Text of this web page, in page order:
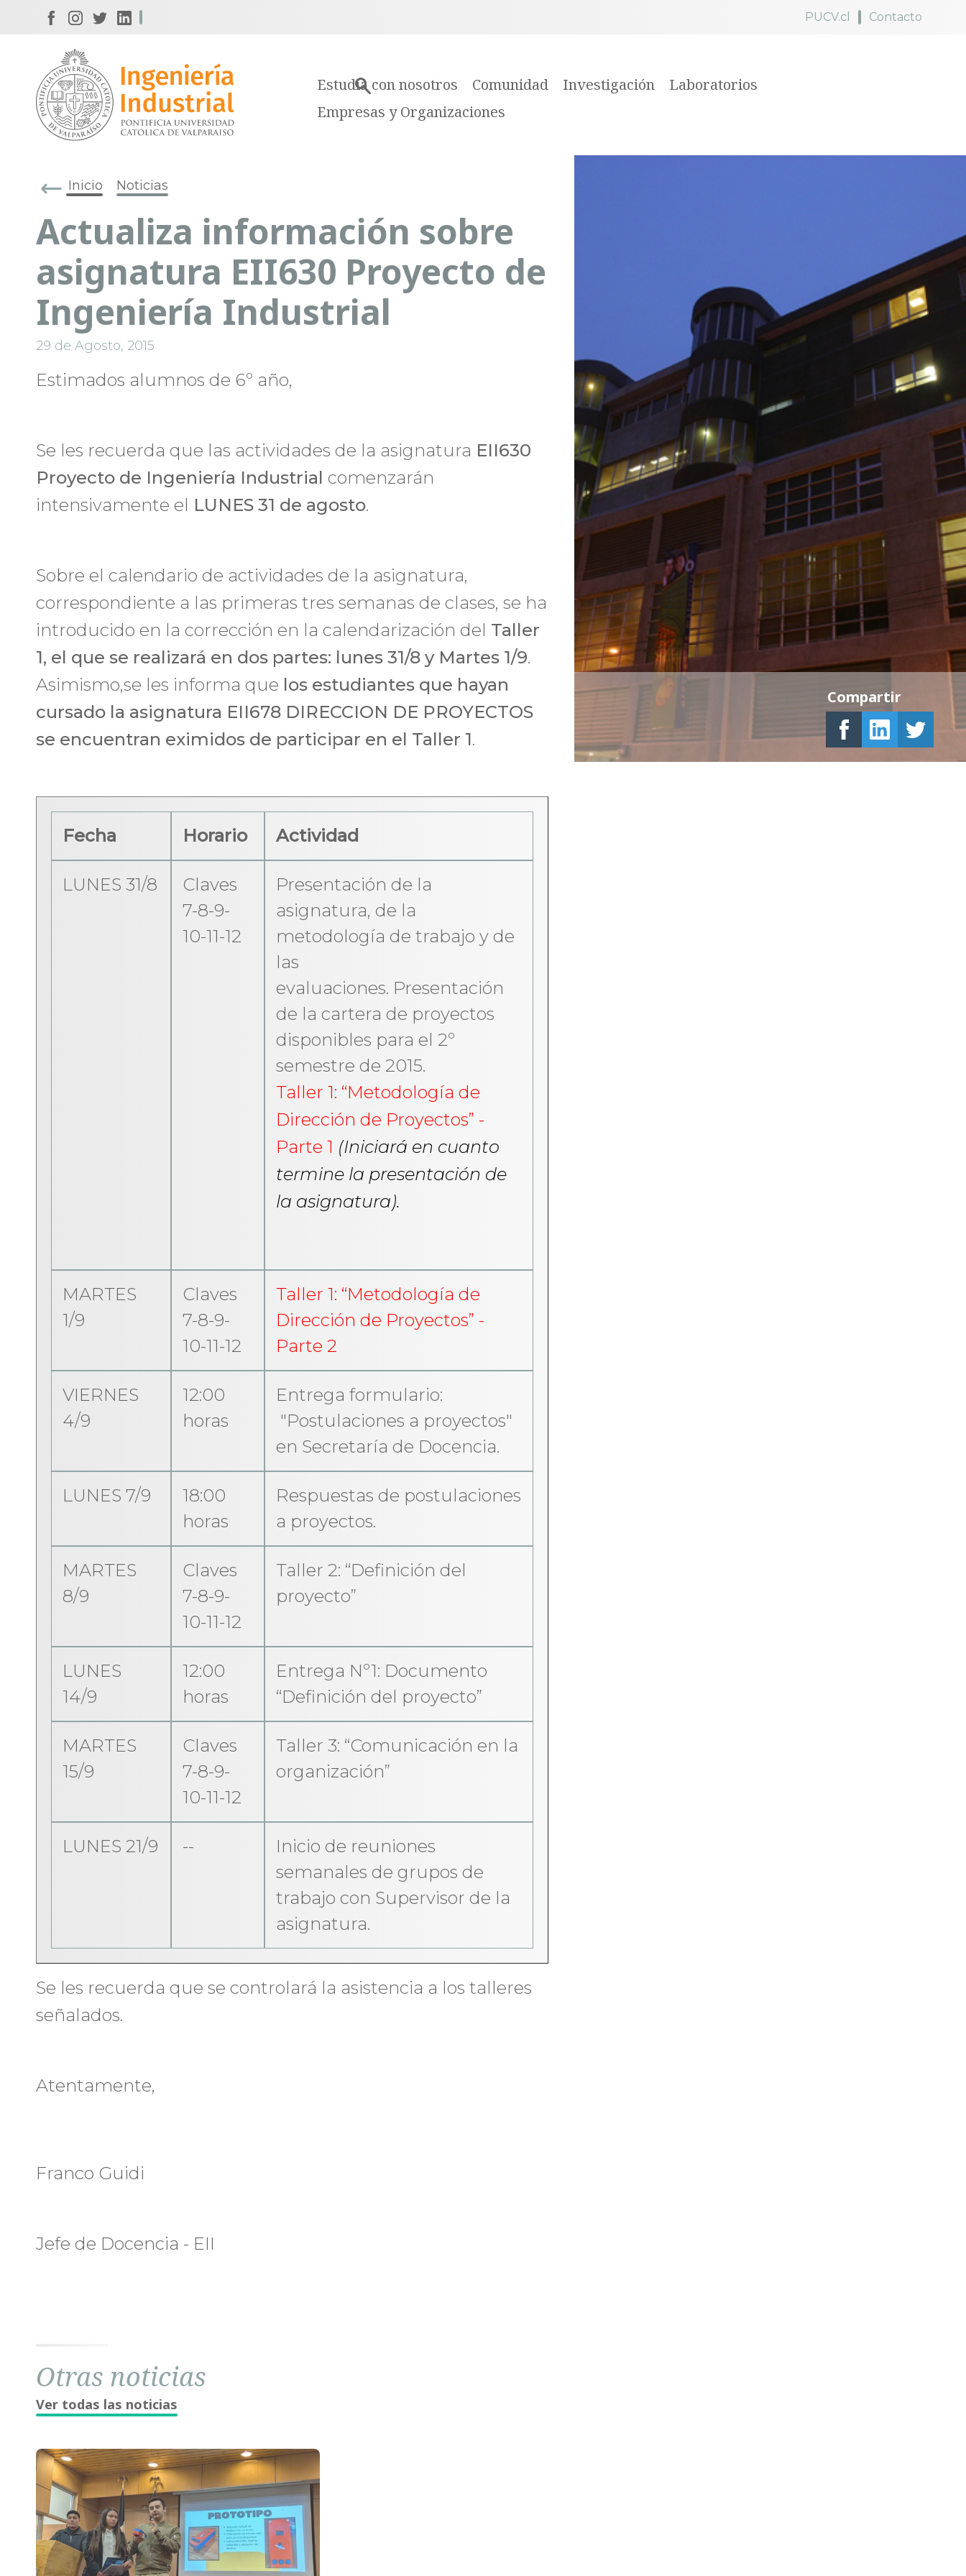
PUCV.cl Contacto
Estudia con nosotros Comunidad Investigación
Laboratorios
Empresas y Organizaciones
Inicio Noticias
Actualiza información sobre
asignatura EII630 Proyecto de
Ingeniería Industrial
29 de Agosto, 2015
Estimados alumnos de 6º año,
Se les recuerda que las actividades de la asignatura EII630
Proyecto de Ingeniería Industrial comenzarán
intensivamente el LUNES 31 de agosto.
Sobre el calendario de actividades de la asignatura,
correspondiente a las primeras tres semanas de clases, se ha
introducido en la corrección en la calendarización del Taller
1, el que se realizará en dos partes: lunes 31/8 y Martes 1/9.
Asimismo,se les informa que los estudiantes que hayan
cursado la asignatura EII678 DIRECCION DE PROYECTOS
se encuentran eximidos de participar en el Taller 1.
Fecha Horario Actividad
LUNES 31/8
Claves
7-8-9-
10-11-12
Presentación de la
asignatura, de la
metodología de trabajo y de
las
evaluaciones. Presentación
de la cartera de proyectos
disponibles para el 2º
semestre de 2015.
Taller 1: “Metodología de
Dirección de Proyectos” -
Parte 1 (Iniciará en cuanto
termine la presentación de
la asignatura).
MARTES
1/9
Claves
7-8-9-
10-11-12
Taller 1: “Metodología de
Dirección de Proyectos” -
Parte 2
VIERNES
4/9
12:00
horas
Entrega formulario:
"Postulaciones a proyectos"
en Secretaría de Docencia.
LUNES 7/9
18:00
horas
Respuestas de postulaciones
a proyectos.
MARTES
8/9
Claves
7-8-9-
10-11-12
Taller 2: “Definición del
proyecto”
LUNES
14/9
12:00
horas
Entrega Nº1: Documento
“Definición del proyecto”
MARTES
15/9
Claves
7-8-9-
10-11-12
Taller 3: “Comunicación en la
organización”
LUNES 21/9 --
Inicio de reuniones
semanales de grupos de
trabajo con Supervisor de la
asignatura.
Se les recuerda que se controlará la asistencia a los talleres
señalados.
Atentamente,
Franco Guidi
Jefe de Docencia - EII
Compartir
Otras noticias
Ver todas las noticias